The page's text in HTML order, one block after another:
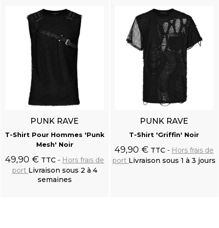
PUNK RAVE
T-Shirt Pour Hommes 'Punk
Mesh' Noir
49,90 € TTC
Hors frais de
port Livraison sous 2 à 4
semaines
PUNK RAVE
T-Shirt 'Griffin' Noir
49,90 € TTC
Hors frais de
port Livraison sous 1 à 3 jours